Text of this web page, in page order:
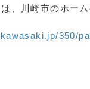
、川崎市のホー
350/